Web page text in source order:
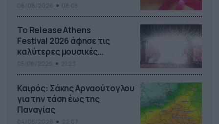
Το Release Athens
Festival 2026 άφησε τις
καλύτερες μουσικές
αναμνήσεις
Καιρός: Σάκης Αρναούτογλου
για την τάση έως της
Παναγίας